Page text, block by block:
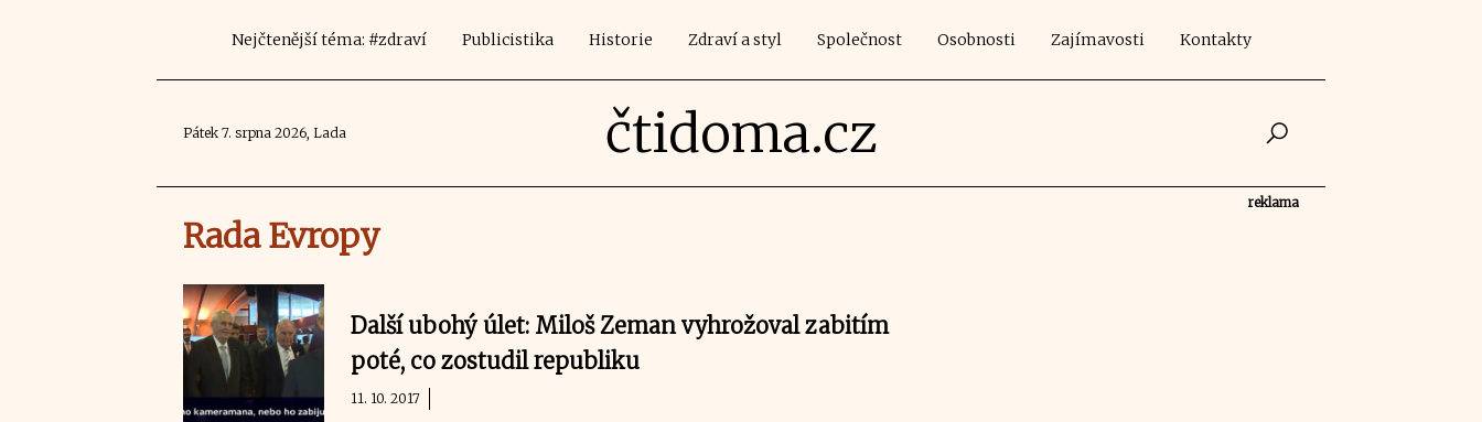
Nejčtenější téma: #zdraví Publicistika Historie Zdraví a styl Společnost Osobnosti Zajímavosti Kontakty
Pátek 7. srpna 2026, Lada čtidoma.cz
Rada Evropy
Další ubohý úlet: Miloš Zeman vyhrožoval zabitím
poté, co zostudil republiku
11. 10. 2017
reklama